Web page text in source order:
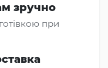
зручно
при